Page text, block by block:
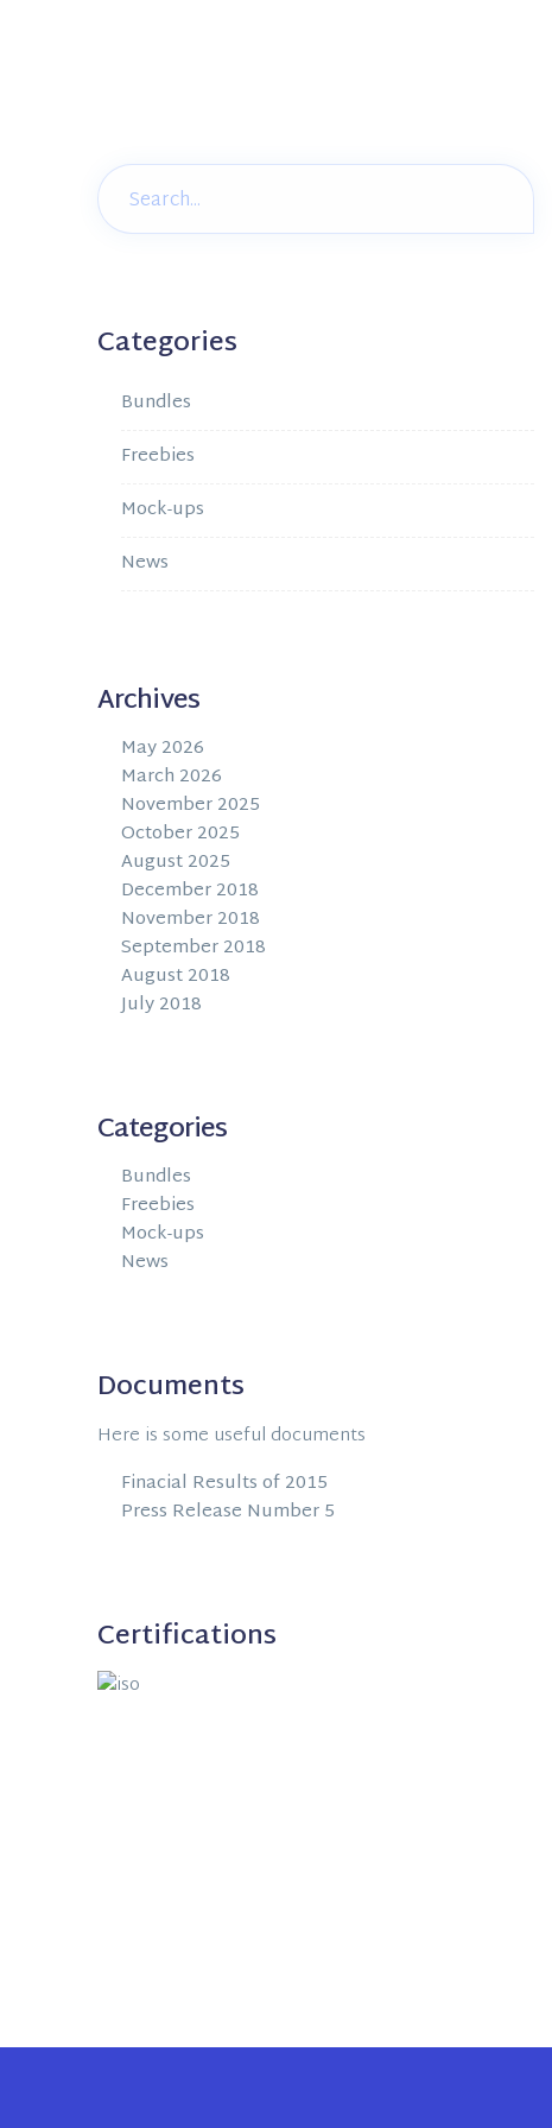
Categories
Bundles
Freebies
Mock-ups
News
Archives
May 2026
March 2026
November 2025
October 2025
August 2025
December 2018
November 2018
September 2018
August 2018
July 2018
Categories
Bundles
Freebies
Mock-ups
News
Documents
Here is some useful documents
Finacial Results of 2015
Press Release Number 5
Certifications